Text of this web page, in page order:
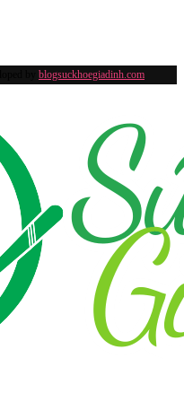
blogsuckhoegiadinh.com